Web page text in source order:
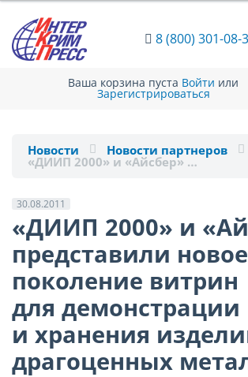
8 (800) 301-08-
Ваша корзина пуста Войти или
Зарегистрироваться
Новости Новости партнеров
«ДИИП 2000» и «Айсбер» …
30.08.2011
«ДИИП 2000» и
представили новое
поколение витрин
для демонстрации
и хранения
драгоценных